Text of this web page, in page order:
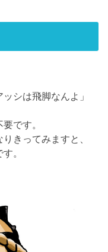
シは飛脚なんよ」
です。
きってみますと、
。